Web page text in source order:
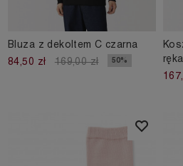
Bluza z dekoltem C czarna
84,50 zł
169,00 zł 50%